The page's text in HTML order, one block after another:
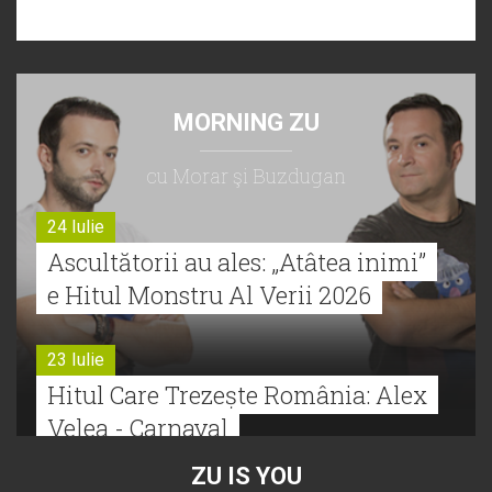
MORNING ZU
cu Morar şi Buzdugan
24 Iulie
Ascultătorii au ales: „Atâtea inimi”
e Hitul Monstru Al Verii 2026
23 Iulie
Hitul Care Trezește România: Alex
Velea - Carnaval
ZU IS YOU